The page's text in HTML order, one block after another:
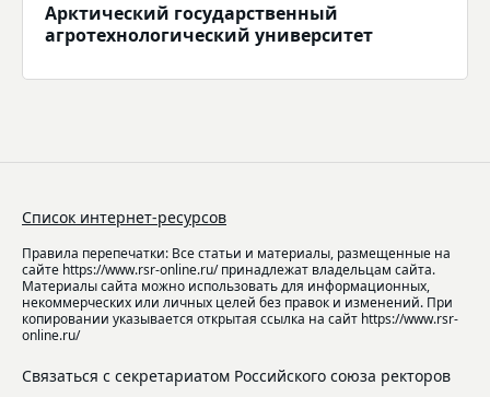
Арктический государственный
агротехнологический университет
Список интернет-ресурсов
Правила перепечатки: Все статьи и материалы, размещенные на
сайте https://www.rsr-online.ru/ принадлежат владельцам сайта.
Материалы сайта можно использовать для информационных,
некоммерческих или личных целей без правок и изменений. При
копировании указывается открытая ссылка на сайт https://www.rsr-
online.ru/
Связаться с секретариатом Российского союза ректоров